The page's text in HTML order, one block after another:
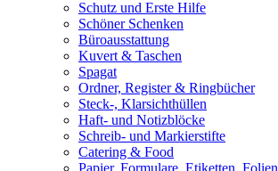
Schutz und Erste Hilfe
Schöner Schenken
Büroausstattung
Kuvert & Taschen
Spagat
Ordner, Register & Ringbücher
Steck-, Klarsichthüllen
Haft- und Notizblöcke
Schreib- und Markierstifte
Catering & Food